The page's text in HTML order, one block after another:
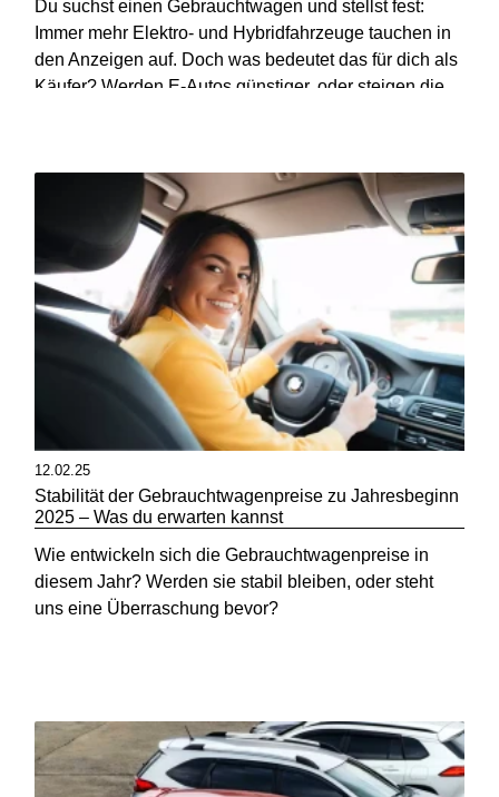
Du suchst einen Gebrauchtwagen und stellst fest:
Immer mehr Elektro- und Hybridfahrzeuge tauchen in
den Anzeigen auf. Doch was bedeutet das für dich als
Käufer? Werden E-Autos günstiger, oder steigen die
12.02.25
Stabilität der Gebrauchtwagenpreise zu Jahresbeginn
2025 – Was du erwarten kannst
Wie entwickeln sich die Gebrauchtwagenpreise in
diesem Jahr? Werden sie stabil bleiben, oder steht
uns eine Überraschung bevor?